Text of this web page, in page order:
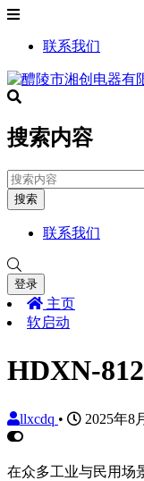
联系我们
搜索内容
搜索
联系我们
登录
主页
软启动
HDXN-
llxcdq • 2025年8
在众多工业与民用场